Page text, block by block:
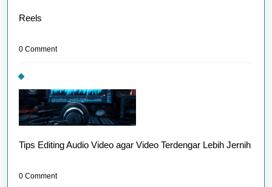
Reels
0 Comment
Tips Editing Audio Video agar Video Terdengar Lebih Jernih
0 Comment